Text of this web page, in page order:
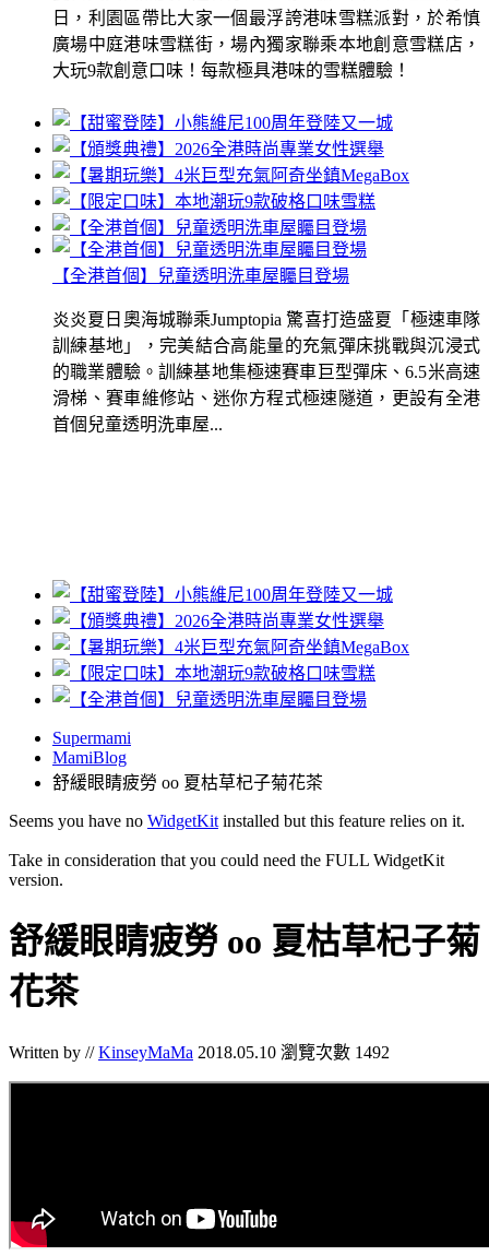
日，利園區帶比大家一個最浮誇港味雪糕派對，於希慎
廣場中庭港味雪糕街，場內獨家聯乘本地創意雪糕店，
大玩9款創意口味！每款極具港味的雪糕體驗！
【全港首個】兒童透明洗車屋矚目登場
炎炎夏日奧海城聯乘Jumptopia 驚喜打造盛夏「極速車隊
訓練基地」，完美結合高能量的充氣彈床挑戰與沉浸式
的職業體驗。訓練基地集極速賽車巨型彈床、6.5米高速
滑梯、賽車維修站、迷你方程式極速隧道，更設有全港
首個兒童透明洗車屋...
Supermami
MamiBlog
舒緩眼睛疲勞 oo 夏枯草杞子菊花茶
Seems you have no WidgetKit installed but this feature relies on it.
Take in consideration that you could need the FULL WidgetKit
version.
舒緩眼睛疲勞 oo 夏枯草杞子菊
花茶
Written by //KinseyMaMa 2018.05.10 瀏覽次數 1492